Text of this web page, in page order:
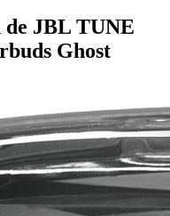
de JBL TUNE
Ghost